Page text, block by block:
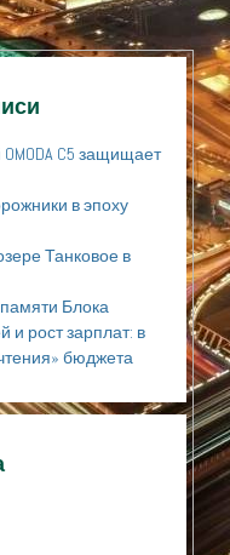
C5 защищает
в эпоху
Танковое в
Блока
и рост зарплат: в
бюджета